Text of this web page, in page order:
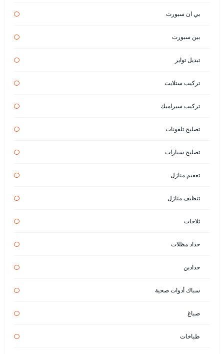
بي ان سبورت
بين سبورت
تبديل تواير
تركيب ستلايت
تركيب سيراميك
تصليح تلفونات
تصليح سيارات
تعقيم منازل
تنظيف منازل
ثلاجات
حداد مظلات
حدادين
سباك أدوات صحية
صباغ
طباخات